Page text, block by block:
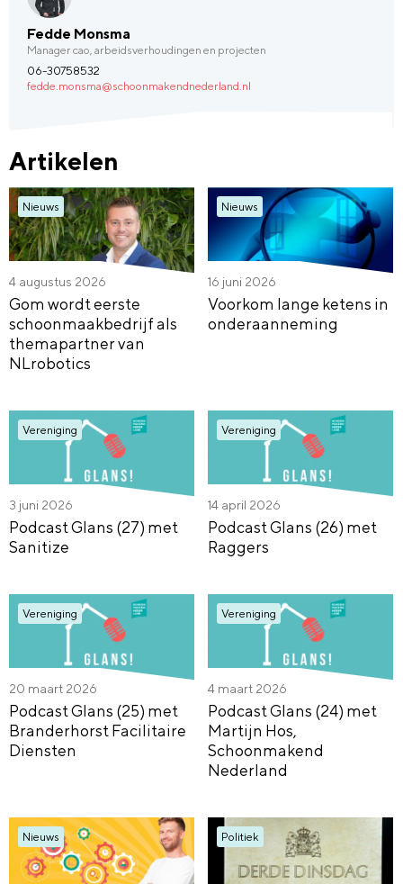
Fedde Monsma
Manager cao, arbeidsverhoudingen en projecten
06-30758532
fedde.monsma@schoonmakendnederland.nl
Artikelen
Nieuws
4 augustus 2026
Gom wordt eerste
schoonmaakbedrijf als
themapartner van
NLrobotics
Nieuws
16 juni 2026
Voorkom lange ketens in
onderaanneming
Vereniging
3 juni 2026
Podcast Glans (27) met
Sanitize
Vereniging
14 april 2026
Podcast Glans (26) met
Raggers
Vereniging
20 maart 2026
Podcast Glans (25) met
Branderhorst Facilitaire
Diensten
Vereniging
4 maart 2026
Podcast Glans (24) met
Martijn Hos,
Schoonmakend
Nederland
Nieuws Politiek